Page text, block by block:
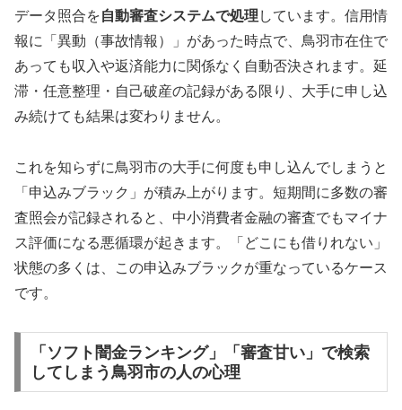
データ照合を自動審査システムで処理 しています。信用情
報に「異動（事故情報）」があった時点で、鳥羽市在住で
あっても収入や返済能力に関係なく自動否決されます。延
滞・任意整理・自己破産の記録がある限り、大手に申し込
み続けても結果は変わりません。
これを知らずに鳥羽市の大手に何度も申し込んでしまうと
「申込みブラック」が積み上がります。短期間に多数の審
査照会が記録されると、中小消費者金融の審査でもマイナ
ス評価になる悪循環が起きます。「どこにも借りれない」
状態の多くは、この申込みブラックが重なっているケース
です。
「ソフト闇金ランキング」「審査甘い」で検索
してしまう鳥羽市の人の心理